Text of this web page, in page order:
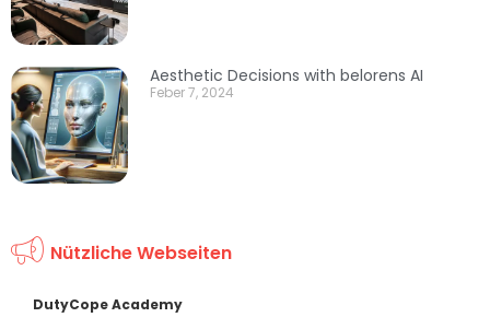
Aesthetic Decisions with belorens AI
Feber 7, 2024
Nützliche Webseiten
DutyCope Academy